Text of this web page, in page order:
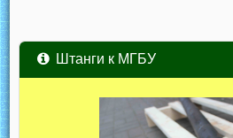
Штанги к МГБУ